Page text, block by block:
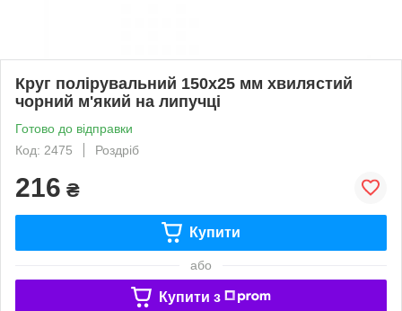
Круг полірувальний 150x25 мм хвилястий
чорний м'який на липучці
Готово до відправки
Код: 2475
Роздріб
216 ₴
Купити
або
Купити з